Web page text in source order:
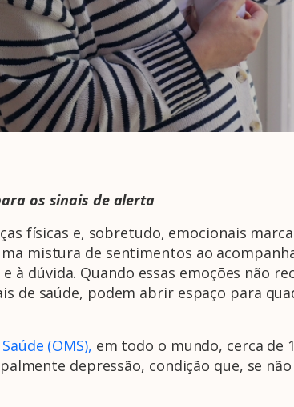
os sinais de alerta
físicas e, sobretudo, emocionais
mistura de sentimentos ao
à dúvida. Quando essas emoções não
de saúde, podem abrir espaço para
(OMS), em todo o mundo, cerca de
depressão, condição que, se